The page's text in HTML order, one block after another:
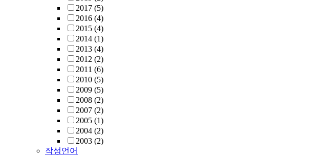
2017 (5)
2016 (4)
2015 (4)
2014 (1)
2013 (4)
2012 (2)
2011 (6)
2010 (5)
2009 (5)
2008 (2)
2007 (2)
2005 (1)
2004 (2)
2003 (2)
작성언어